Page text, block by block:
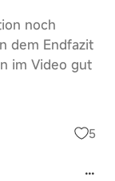
noch
dem Endfazit
im Video gut
5